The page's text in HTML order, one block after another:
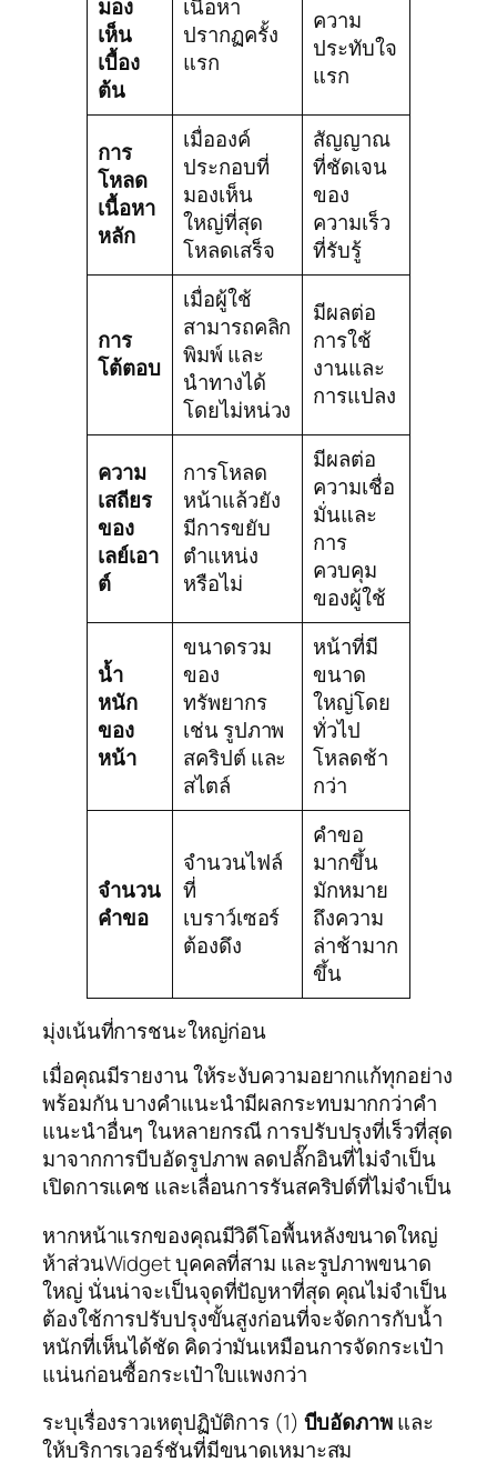
มอง
เห็น
เบื้อง
ต้น
เนื้อหา
ปรากฏครั้ง
แรก
ความ
ประทับใจ
แรก
การ
โหลด
เนื้อหา
หลัก
เมื่อองค์
ประกอบที่
มองเห็น
ใหญ่ที่สุด
โหลดเสร็จ
สัญญาณ
ที่ชัดเจน
ของ
ความเร็ว
ที่รับรู้
การ
โต้ตอบ
เมื่อผู้ใช้
สามารถคลิก
พิมพ์ และ
นำทางได้
โดยไม่หน่วง
มีผลต่อ
การใช้
งานและ
การแปลง
ความ
เสถียร
ของ
เลย์เอา
ต์
การโหลด
หน้าแล้วยัง
มีการขยับ
ตำแหน่ง
หรือไม่
มีผลต่อ
ความเชื่อ
มั่นและ
การ
ควบคุม
ของผู้ใช้
น้ำ
หนัก
ของ
หน้า
ขนาดรวม
ของ
ทรัพยากร
เช่น รูปภาพ
สคริปต์ และ
สไตล์
หน้าที่มี
ขนาด
ใหญ่โดย
ทั่วไป
โหลดช้า
กว่า
จำนวน
คำขอ
จำนวนไฟล์
ที่
เบราว์เซอร์
ต้องดึง
คำขอ
มากขึ้น
มักหมาย
ถึงความ
ล่าช้ามาก
ขึ้น
มุ่งเน้นที่การชนะใหญ่ก่อน
เมื่อคุณมีรายงาน ให้ระงับความอยากแก้ทุกอย่าง
พร้อมกัน บางคำแนะนำมีผลกระทบมากกว่าคำ
แนะนำอื่นๆ ในหลายกรณี การปรับปรุงที่เร็วที่สุด
มาจากการบีบอัดรูปภาพ ลดปลั๊กอินที่ไม่จำเป็น
เปิดการแคช และเลื่อนการรันสคริปต์ที่ไม่จำเป็น
หากหน้าแรกของคุณมีวิดีโอพื้นหลังขนาดใหญ่
ห้าส่วนWidget บุคคลที่สาม และรูปภาพขนาด
ใหญ่ นั่นน่าจะเป็นจุดที่ปัญหาที่สุด คุณไม่จำเป็น
ต้องใช้การปรับปรุงขั้นสูงก่อนที่จะจัดการกับน้ำ
หนักที่เห็นได้ชัด คิดว่ามันเหมือนการจัดกระเป๋า
แน่นก่อนซื้อกระเป๋าใบแพงกว่า
ระบุเรื่องราวเหตุปฏิบัติการ (1) บีบอัดภาพและ
ให้บริการเวอร์ชันที่มีขนาดเหมาะสม